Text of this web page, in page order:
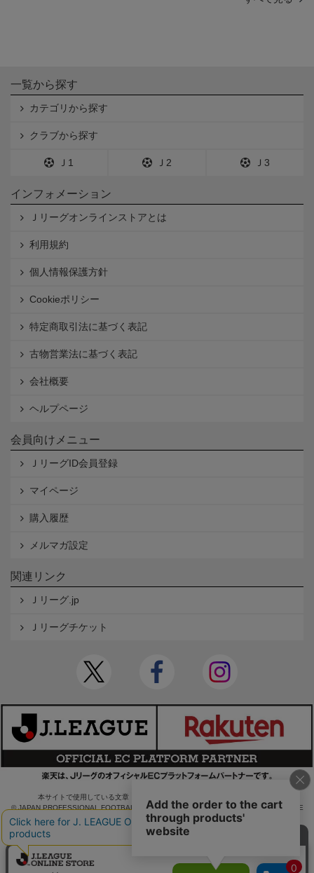
一覧から探す
カテゴリから探す
クラブから探す
Ｊ1 Ｊ2 Ｊ3
インフォメーション
Ｊリーグオンラインストアとは
利用規約
個人情報保護方針
Cookieポリシー
特定商取引法に基づく表記
古物営業法に基づく表記
会社概要
ヘルプページ
会員向けメニュー
ＪリーグID会員登録
マイページ
購入履歴
メルマガ設定
関連リンク
Ｊリーグ.jp
Ｊリーグチケット
本サイトで使用している文章・画像等の無断での複製・転載を禁止します。
© JAPAN PROFESSIONAL FOOTBALL LEAGUE Rakuten Group, Inc. ALL RIGHTS RE
SERVED.